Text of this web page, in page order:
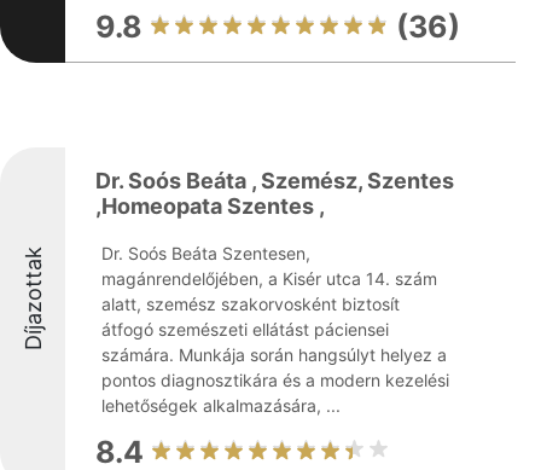
9.8 (36)
Díjazottak
Dr. Soós Beáta , Szemész, Szentes
,Homeopata Szentes ,
Dr. Soós Beáta Szentesen,
magánrendelőjében, a Kisér utca 14. szám
alatt, szemész szakorvosként biztosít
átfogó szemészeti ellátást páciensei
számára. Munkája során hangsúlyt helyez a
pontos diagnosztikára és a modern kezelési
lehetőségek alkalmazására, ...
8.4